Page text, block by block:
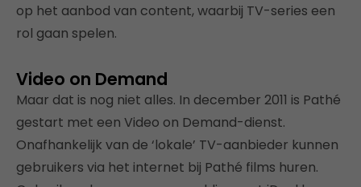
op het aanbod van content, waarbij TV-series een
rol gaan spelen.
Video on Demand
Maar dat is nog niet alles. In december 2011 is Pathé
gestart met een Video on Demand-dienst.
Onafhankelijk van de ‘lokale’ TV-aanbieder kunnen
gebruikers via het internet bij Pathé films huren.